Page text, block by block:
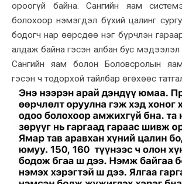
ороогүй байна. Сангийн яам
болохоор нэмэгдэл бүхий цалинг
бодогч нар өөрсдөө нэг бүрчлэн
алдаж байна гэсэн албан бус мэдээлэл
Сангийн яам болон Боловсролын
гэсэн ч тодорхой тайлбар өгөхөөс